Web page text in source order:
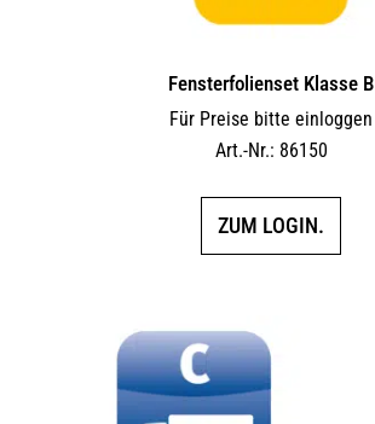
Fensterfolienset Klasse B
Für Preise bitte einloggen
Art.-Nr.: 86150
ZUM LOGIN.